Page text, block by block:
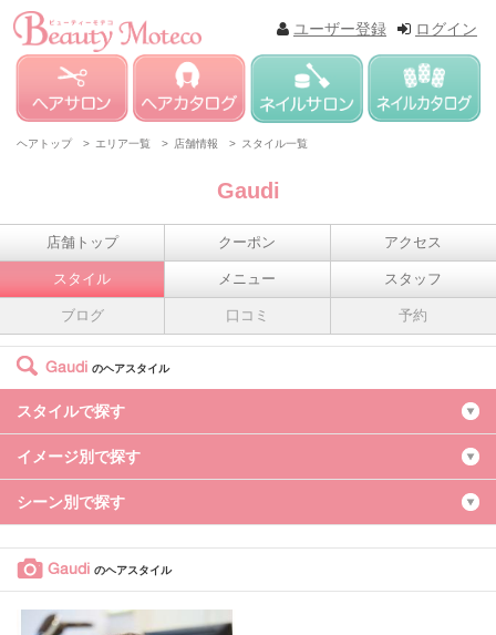
ログイン
ユーザー登録
ヘアトップ > エリア一覧 > 店舗情報 > スタイル一覧
Gaudi
店舗トップ クーポン アクセス
スタイル メニュー スタッフ
ブログ 口コミ 予約
Gaudi のヘアスタイル
スタイルで探す
イメージ別で探す
シーン別で探す
Gaudi のヘアスタイル